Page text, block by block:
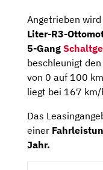
Angetrieben
Liter-R3-
5-Gang
beschleunigt
von 0 auf 100
liegt bei 167 km/
Das
einer
Jahr.